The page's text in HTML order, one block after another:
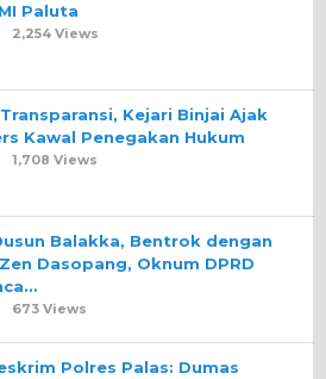
Paluta
2,254 Views
Kejari Binjai Ajak
Kawal Penegakan Hukum
1,708 Views
Balakka, Bentrok dengan
Dasopang, Oknum DPRD
673 Views
Polres Palas: Dumas